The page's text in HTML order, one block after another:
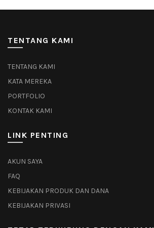
TENTANG KAMI
TENTANG KAMI
KATA MEREKA
PORTFOLIO
KONTAK KAMI
LINK PENTING
AKUN SAYA
FAQ
KEBIJAKAN PRODUK DAN DANA
KEBIJAKAN PRIVASI